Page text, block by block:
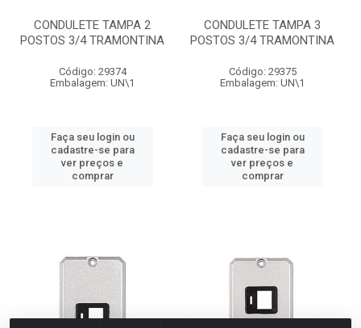
CONDULETE TAMPA 2
POSTOS 3/4 TRAMONTINA
Código: 29374
Embalagem: UN\1
Faça seu login ou
cadastre-se para
ver preços e
comprar
CONDULETE TAMPA 3
POSTOS 3/4 TRAMONTINA
Código: 29375
Embalagem: UN\1
Faça seu login ou
cadastre-se para
ver preços e
comprar